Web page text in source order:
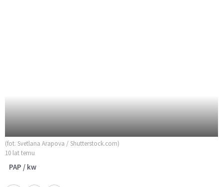
(fot. Svetlana Arapova / Shutterstock.com)
10 lat temu
PAP / kw